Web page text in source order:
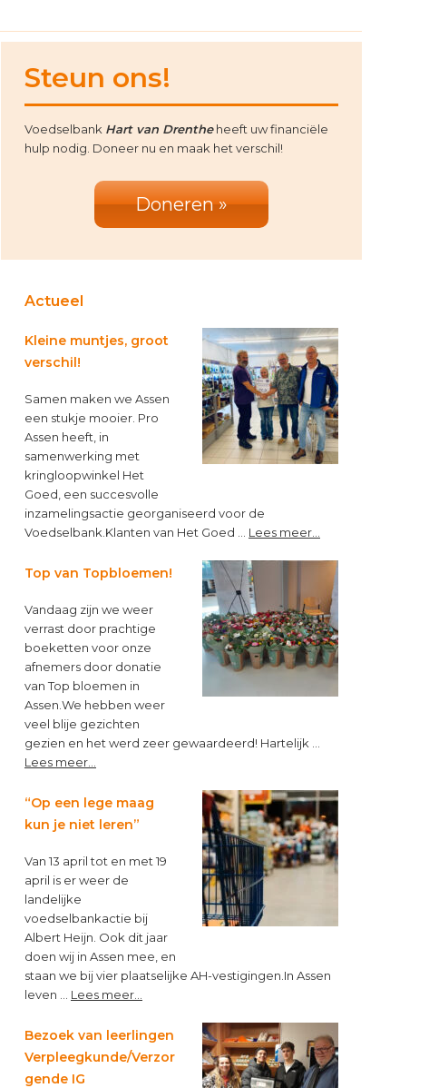
Primary
Sidebar
Steun ons!
Voedselbank Hart van Drentheheeft uw financiële
hulp nodig. Doneer nu en maak het verschil!
Doneren »
Actueel
Kleine muntjes, groot
verschil!
Samen maken we Assen
een stukje mooier. Pro
Assen heeft, in
samenwerking met
kringloopwinkel Het
Goed, een succesvolle
inzamelingsactie georganiseerd voor de
Voedselbank.Klanten van Het Goed … Lees meer...
muntjes,
groot
verschil!
Top van Topbloemen!
Vandaag zijn we weer
verrast door prachtige
boeketten voor onze
afnemers door donatie
van Top bloemen in
Assen.We hebben weer
veel blije gezichten
gezien en het werd zeer gewaardeerd! Hartelijk …
Lees meer...
van
Topbloemen!
“Op een lege maag
kun je niet leren”
Van 13 april tot en met 19
april is er weer de
landelijke
voedselbankactie bij
Albert Heijn. Ook dit jaar
doen wij in Assen mee, en
staan we bij vier plaatselijke AH-vestigingen.In Assen
leven … Lees meer...
een
Bezoek van leerlingen
Verpleegkunde/Verzor
gende IG